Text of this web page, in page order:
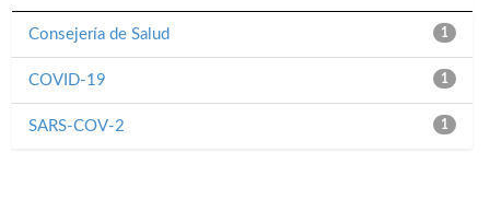
1
Consejería de Salud
1
COVID-19
1
SARS-COV-2